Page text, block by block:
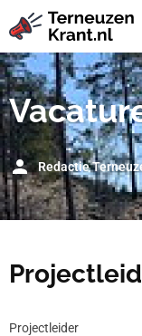
Redactie
Projectleider